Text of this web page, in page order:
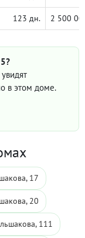
123 дн. 2 500
в этом доме.
17
20
111